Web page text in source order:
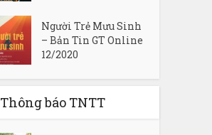
Người Trẻ Mưu Sinh
– Bản Tin GT Online
12/2020
Thông báo TNTT